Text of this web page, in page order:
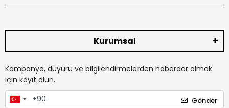
Kurumsal
Kampanya, duyuru ve bilgilendirmelerden haberdar olmak
için kayıt olun.
Gönder